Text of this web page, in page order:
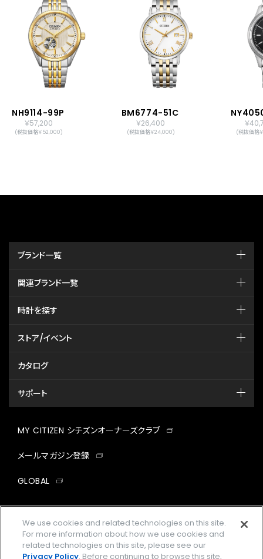
NH9114-99P
￥57,200
(税抜価格￥52,000)
BM6774-51C
￥26,400
(税抜価格￥24,000)
￥
(税抜価格
ブランド一覧
関連ブランド一覧
時計を探す
ストア/イベント
カタログ
サポート
MY CITIZEN シチズンオーナーズクラブ
メールマガジン登録
GLOBAL
We use cookies and related technologies on this site.
For more information about how we use cookies and
related technologies on this site, please see our
Privacy Policy. Before continuing to browse this site,